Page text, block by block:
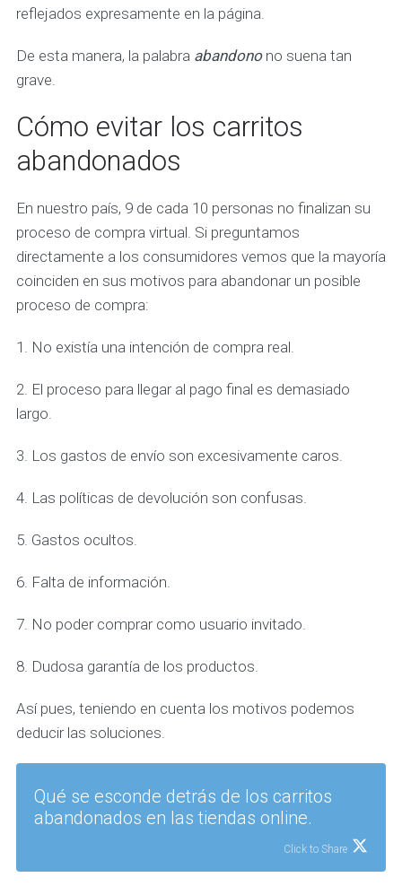
reflejados expresamente en la página.
De esta manera, la palabra abandonono suena tan
grave.
Cómo evitar los carritos
abandonados
En nuestro país, 9 de cada 10 personas no finalizan su
proceso de compra virtual. Si preguntamos
directamente a los consumidores vemos que la mayoría
coinciden en sus motivos para abandonar un posible
proceso de compra:
1. No existía una intención de compra real.
2. El proceso para llegar al pago final es demasiado
largo.
3. Los gastos de envío son excesivamente caros.
4. Las políticas de devolución son confusas.
5. Gastos ocultos.
6. Falta de información.
7. No poder comprar como usuario invitado.
8. Dudosa garantía de los productos.
Así pues, teniendo en cuenta los motivos podemos
deducir las soluciones.
Qué se esconde detrás de los carritos
abandonados en las tiendas online.
Click to Share